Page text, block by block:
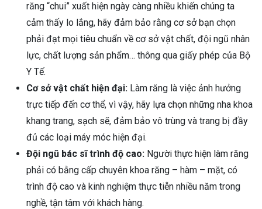
răng “chui” xuất hiện ngày càng nhiều khiến chúng ta
cảm thấy lo lắng, hãy đảm bảo rằng cơ sở bạn chọn
phải đạt mọi tiêu chuẩn về cơ sở vật chất, đội ngũ nhân
lực, chất lượng sản phẩm… thông qua giấy phép của Bộ
Y Tế.
Cơ sở vật chất hiện đại: Làm răng là việc ảnh hưởng
trực tiếp đến cơ thể, vì vậy, hãy lựa chọn những nha khoa
khang trang, sạch sẽ, đảm bảo vô trùng và trang bị đầy
đủ các loại máy móc hiện đại.
Đội ngũ bác sĩ trình độ cao: Người thực hiện làm răng
phải có bằng cấp chuyên khoa răng – hàm – mặt, có
trình độ cao và kinh nghiệm thực tiễn nhiều năm trong
nghề, tận tâm với khách hàng.